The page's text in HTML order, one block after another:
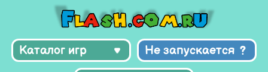
Каталог игр Не запускается